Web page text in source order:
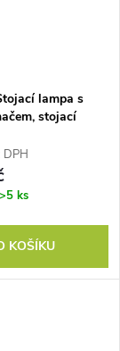
lampa s
stojací
DPH
>5 ks
KOŠÍKU